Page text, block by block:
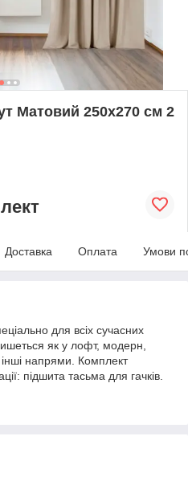
Матовий 250х270 см 2
Доставка Оплата Умови
для всіх сучасних
як у лофт, модерн,
інші напрями. Комплект
підшита тасьма для гачків.